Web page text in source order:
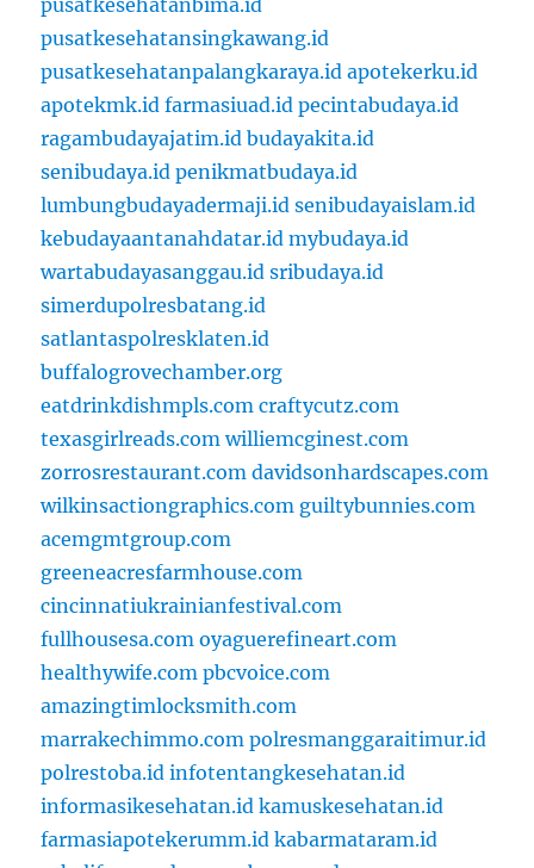
pusatkesehatanbima.id
pusatkesehatansingkawang.id
pusatkesehatanpalangkaraya.id apotekerku.id
apotekmk.id farmasiuad.id pecintabudaya.id
ragambudayajatim.id budayakita.id
senibudaya.id penikmatbudaya.id
lumbungbudayadermaji.id senibudayaislam.id
kebudayaantanahdatar.id mybudaya.id
wartabudayasanggau.id sribudaya.id
simerdupolresbatang.id
satlantaspolresklaten.id
buffalogrovechamber.org
eatdrinkdishmpls.com craftycutz.com
texasgirlreads.com williemcginest.com
zorrosrestaurant.com davidsonhardscapes.com
wilkinsactiongraphics.com guiltybunnies.com
acemgmtgroup.com
greeneacresfarmhouse.com
cincinnatiukrainianfestival.com
fullhousesa.com oyaguerefineart.com
healthywife.com pbcvoice.com
amazingtimlocksmith.com
marrakechimmo.com polresmanggaraitimur.id
polrestoba.id infotentangkesehatan.id
informasikesehatan.id kamuskesehatan.id
farmasiapotekerumm.id kabarmataram.id